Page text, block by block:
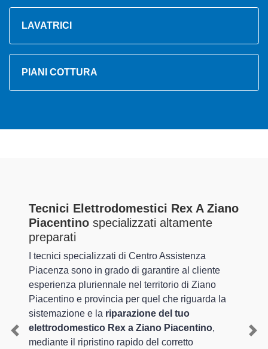
LAVATRICI
PIANI COTTURA
Tecnici Elettrodomestici Rex A Ziano
Piacentino specializzati altamente
preparati
I tecnici specializzati di Centro Assistenza
Piacenza sono in grado di garantire al cliente
esperienza pluriennale nel territorio di Ziano
Piacentino e provincia per quel che riguarda la
sistemazione e la riparazione del tuo
elettrodomestico Rex a Ziano Piacentino,
mediante il ripristino rapido del corretto
Previous